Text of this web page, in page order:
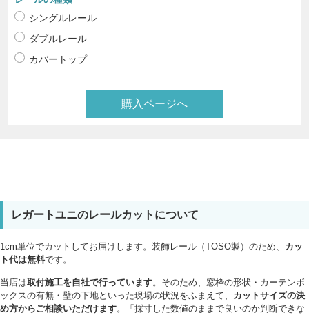
シングルレール
ダブルレール
カバートップ
購入ページへ
レガートユニのレールカットについて
1cm単位でカットしてお届けします。装飾レール（TOSO製）のため、 カッ
ト代は無料です。
当店は取付施工を自社で行っています。そのため、窓枠の形状・カーテンボ
ックスの有無・壁の下地といった現場の状況をふまえて、 カットサイズの決
め方からご相談いただけます。「採寸した数値のままで良いのか判断できな